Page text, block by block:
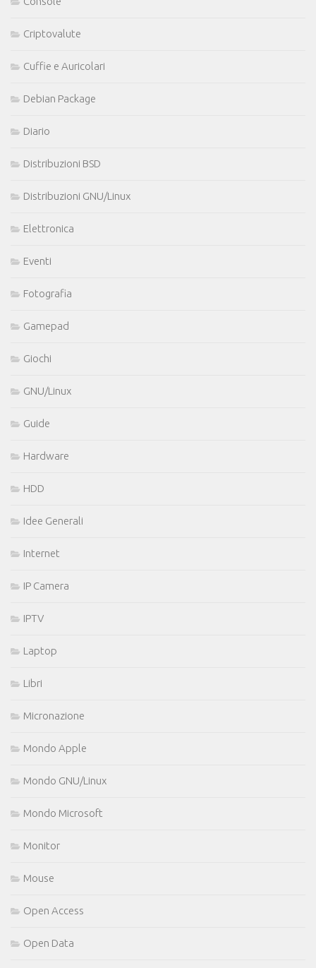
Criptovalute
Cuffie e Auricolari
Debian Package
Diario
Distribuzioni BSD
Distribuzioni GNU/Linux
Elettronica
Eventi
Fotografia
Gamepad
Giochi
GNU/Linux
Guide
Hardware
HDD
Idee Generali
Internet
IP Camera
IPTV
Laptop
Libri
Micronazione
Mondo Apple
Mondo GNU/Linux
Mondo Microsoft
Monitor
Mouse
Open Access
Open Data